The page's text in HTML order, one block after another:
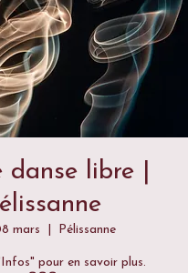
danse libre |
mars Pélissanne
pour en savoir plus.